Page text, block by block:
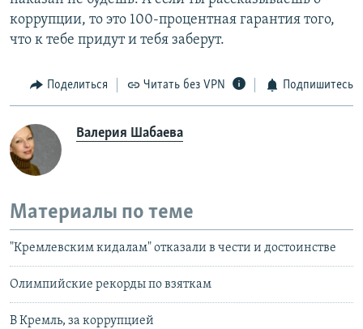
коррупции, то это 100-процентная гарантия того,
что к тебе придут и тебя заберут.
Поделиться Читать без VPN Подпишитесь
Валерия Шабаева
Материалы по теме
"Кремлевским кидалам" отказали в чести и достоинстве
Олимпийские рекорды по взяткам
В Кремль, за коррупцией